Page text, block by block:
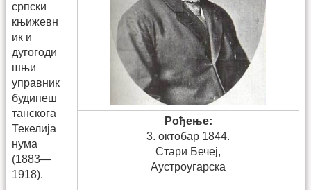
Рођење:
3. октобар 1844.
Стари Бечеј,
Аустроугарска
српски
књижевн
ик и
дугогоди
шњи
управник
будипеш
танскога
Текелија
нума
(1883—
1918).